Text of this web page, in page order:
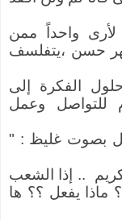
لأرى واحداً ممن
حسن ،يتفلسف
الفكرة إلى
للتواصل وعمل
بصوت غليظ : "
.. إذا الشعب
ماذا يفعل ؟؟ ها